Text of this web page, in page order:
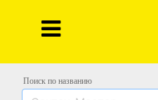
Поиск по названию